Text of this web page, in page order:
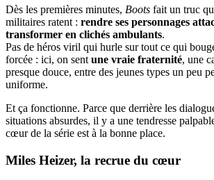
Dès les premières minutes, Boots fait un truc
militaires ratent : rendre ses personnages
transformer en clichés ambulants.
Pas de héros viril qui hurle sur tout ce qui
forcée : ici, on sent une vraie fraternité, une
presque douce, entre des jeunes types un peu
uniforme.
Et ça fonctionne. Parce que derrière les
situations absurdes, il y a une tendresse
cœur de la série est à la bonne place.
Miles Heizer, la recrue du cœur